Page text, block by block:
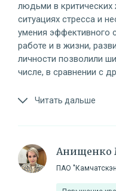
людьми в критических
ситуациях стресса и
умения эффективного
работе и в жизни,
личности позволили
числе, в сравнении с
Читать дальше
Анищенко
ПАО